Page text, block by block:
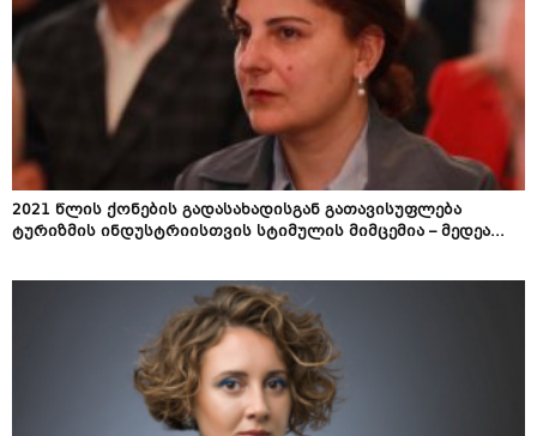
2021 წლის ქონების გადასახადისგან გათავისუფლება
ტურიზმის ინდუსტრიისთვის სტიმულის მიმცემია – მედეა...